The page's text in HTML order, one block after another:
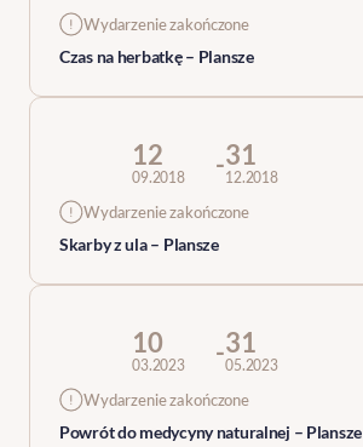
Wydarzenie zakończone
Czas na herbatkę – Plansze
12
09.2018 -31
12.2018
Wydarzenie zakończone
Skarby z ula – Plansze
10
03.2023 -31
05.2023
Wydarzenie zakończone
Powrót do medycyny naturalnej – Plansze